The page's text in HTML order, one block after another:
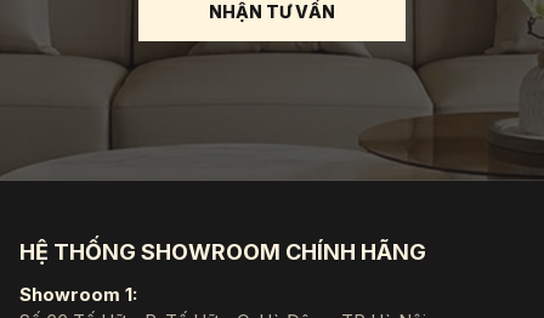
HỆ THỐNG SHOWROOM CHÍNH HÃNG
Showroom 1: